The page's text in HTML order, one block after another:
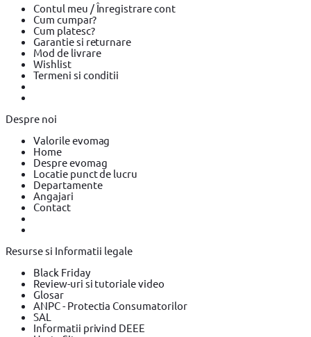
Contul meu / Înregistrare cont
Cum cumpar?
Cum platesc?
Garantie si returnare
Mod de livrare
Wishlist
Termeni si conditii
Despre noi
Valorile evomag
Home
Despre evomag
Locatie punct de lucru
Departamente
Angajari
Contact
Resurse si Informatii legale
Black Friday
Review-uri si tutoriale video
Glosar
ANPC - Protectia Consumatorilor
SAL
Informatii privind DEEE